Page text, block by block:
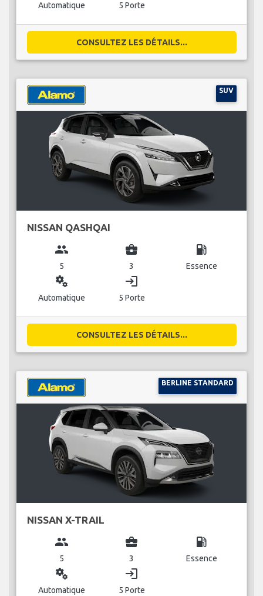
Automatique 5 Porte
CONSULTEZ LES DÉTAILS...
SUV
NISSAN QASHQAI
group
5
business_center
3
local_gas_station
Essence
miscellaneous_services
Automatique
login
5 Porte
CONSULTEZ LES DÉTAILS...
BERLINE STANDARD
NISSAN X-TRAIL
group
5
business_center
3
local_gas_station
Essence
miscellaneous_services
Automatique
login
5 Porte